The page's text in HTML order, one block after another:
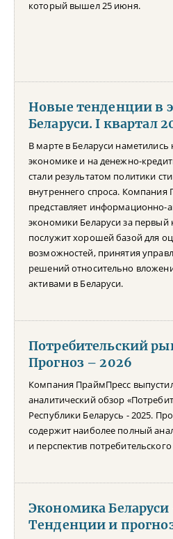
который вышел 25 июня.
Новые тенденции в
Беларуси. I квартал
В марте в Беларуси
экономике и на денежно-
стали результатом политики
внутреннего спроса. Компания
представляет информационно-
экономики Беларуси за первый
послужит хорошей базой для
возможностей, принятия
решений относительно
активами в Беларуси.
Потребительский
Прогноз – 2026
Компания ПраймПресс
аналитический обзор
Республики Беларусь - 2025.
содержит наиболее полный
и перспектив
Экономика Беларуси
Тенденции и